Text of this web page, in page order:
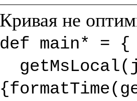
def main* = {